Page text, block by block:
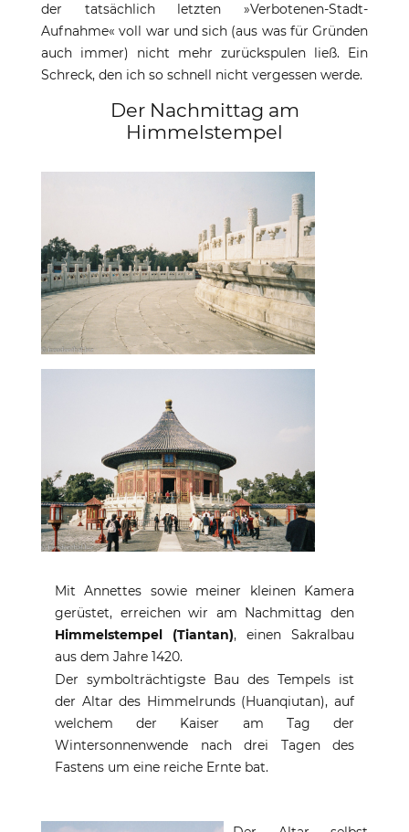
der tatsächlich letzten »Verbotenen-Stadt-
Aufnahme« voll war und sich (aus was für Gründen
auch immer) nicht mehr zurückspulen ließ. Ein
Schreck, den ich so schnell nicht vergessen werde.
Der Nachmittag am
Himmelstempel
Mit Annettes sowie meiner kleinen Kamera
gerüstet, erreichen wir am Nachmittag den
Himmelstempel (Tiantan), einen Sakralbau
aus dem Jahre 1420.
Der symbolträchtigste Bau des Tempels ist
der Altar des Himmelrunds (Huanqiutan), auf
welchem der Kaiser am Tag der
Wintersonnenwende nach drei Tagen des
Fastens um eine reiche Ernte bat.